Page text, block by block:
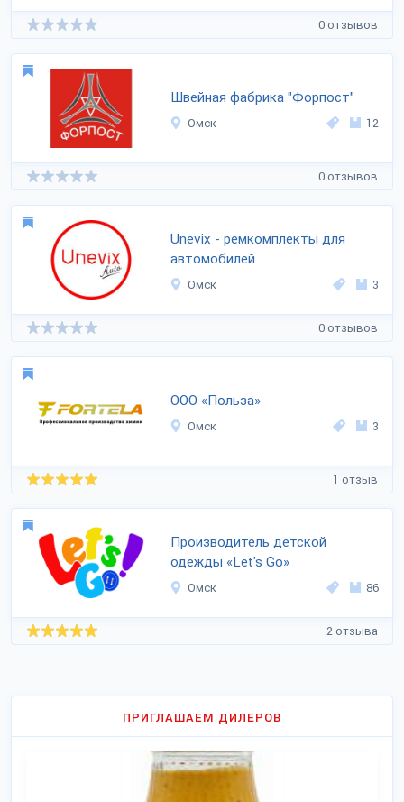
0 отзывов
Швейная фабрика "Форпост"
Омск 12
0 отзывов
Unevix - ремкомплекты для
автомобилей
Омск 3
0 отзывов
ООО «Польза»
Омск 3
1 отзыв
Производитель детской
одежды «Let's Go»
Омск 86
2 отзыва
ПРИГЛАШАЕМ ДИЛЕРОВ